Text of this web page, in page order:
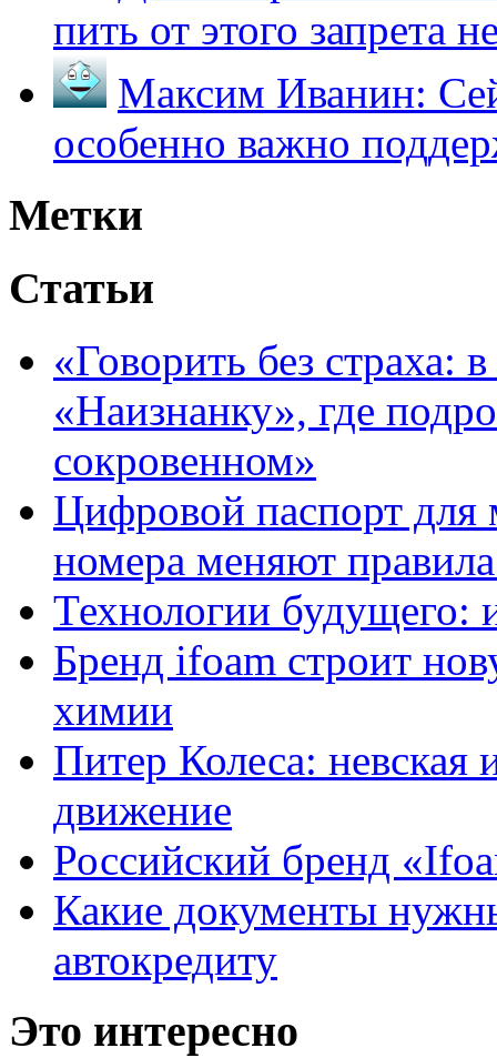
пить от этого запрета
Максим Иванин:
особенно важно
Метки
Статьи
«Говорить без страха:
«Наизнанку», где
сокровенном»
Цифровой паспорт для
номера меняют
Технологии будущего:
Бренд ifoam строит
химии
Питер Колеса: невская
движение
Российский бренд
Какие документы
автокредиту
Это интересно